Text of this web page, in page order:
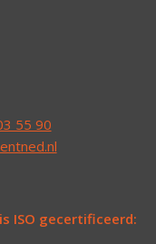
55 90
ISO gecertificeerd: